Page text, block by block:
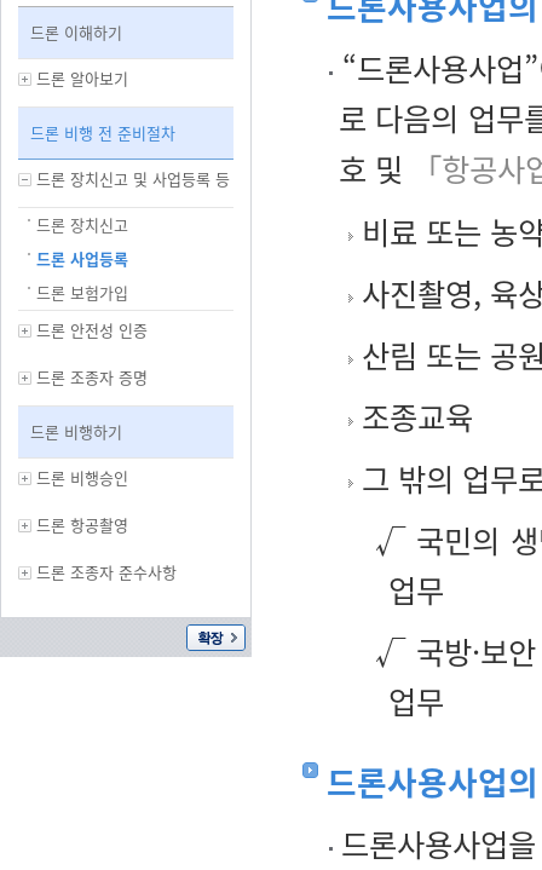
드론 이해하기
드론 알아보기
드론 비행 전 준비절차
드론 장치신고 및 사업등록 등
드론 장치신고
드론 사업등록
드론 보험가입
드론 안전성 인증
드론 조종자 증명
드론 비행하기
드론 비행승인
드론 항공촬영
드론 조종자 준수사항
“드론사용사업
로 다음의 업무
호 및
「항공
비료 또는 농
사진촬영, 육
산림 또는 공
조종교육
그 밖의 업무
√ 국민의 생
업무
√ 국방·보
업무
드론사용사업
드론사용사업